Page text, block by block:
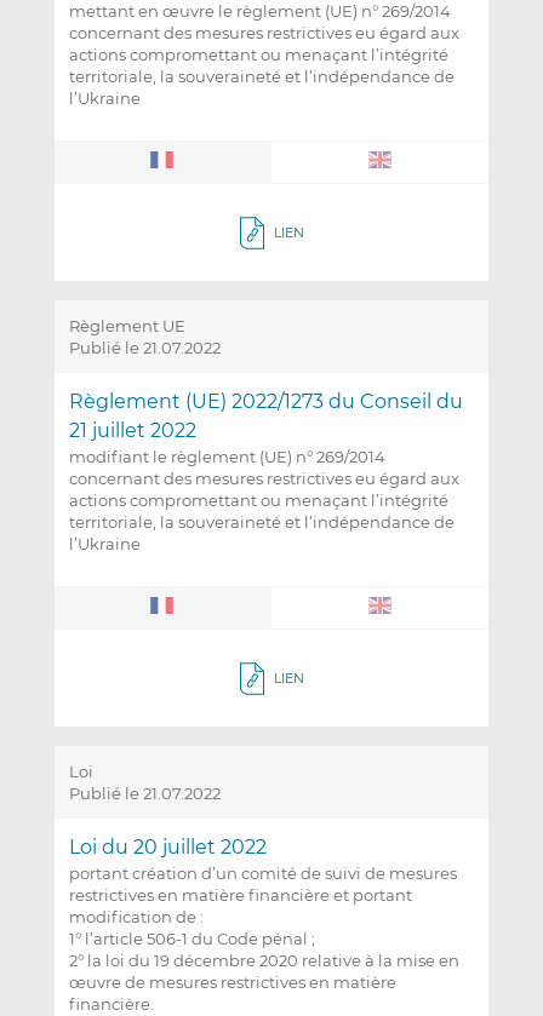
mettant en œuvre le règlement (UE) n° 269/2014
concernant des mesures restrictives eu égard aux
actions compromettant ou menaçant l’intégrité
territoriale, la souveraineté et l’indépendance de
l’Ukraine
LIEN
Règlement UE
Publié le 21.07.2022
Règlement (UE) 2022/1273 du Conseil du
21 juillet 2022
modifiant le règlement (UE) n° 269/2014
concernant des mesures restrictives eu égard aux
actions compromettant ou menaçant l’intégrité
territoriale, la souveraineté et l’indépendance de
l’Ukraine
LIEN
Loi
Publié le 21.07.2022
Loi du 20 juillet 2022
portant création d’un comité de suivi de mesures
restrictives en matière financière et portant
modification de :
1° l’article 506-1 du Code pénal ;
2° la loi du 19 décembre 2020 relative à la mise en
œuvre de mesures restrictives en matière
financière.